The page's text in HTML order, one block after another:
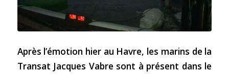
Après l’émotion hier au Havre, les marins de la
Transat Jacques Vabre sont à présent dans le